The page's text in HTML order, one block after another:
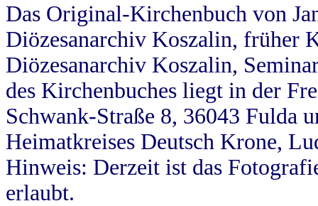
Das Original-Kirchenbuch von
Diözesanarchiv Koszalin, früher
Diözesanarchiv Koszalin,
des Kirchenbuches liegt in der
Schwank-Straße 8, 36043 Fulda
Heimatkreises Deutsch Krone,
Hinweis: Derzeit ist das
erlaubt.